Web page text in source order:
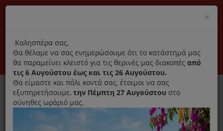
Αποκλειστικά γνήσια ανταλλακτικά
Σύνδεση Εγγραφή Εταιρεία Επικοινωνία
0
×
title
Καλησπέρα σας,
Θα θέλαμε να σας ενημερώσουμε ότι το κατάστημά μας
θα παραμείνει κλειστό για τις θερινές μας διακοπές από
τις 6 Αυγούστου έως και τις 26 Αυγούστου.
Θα είμαστε και πάλι κοντά σας, έτοιμοι να σας
εξυπηρετήσουμε, την Πέμπτη 27 Αυγούστου στο
σύνηθες ωράριό μας.